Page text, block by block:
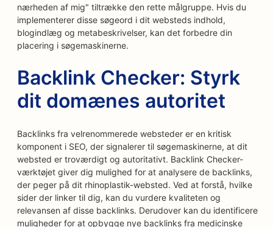
nærheden af mig" tiltrække den rette målgruppe. Hvis du
implementerer disse søgeord i dit websteds indhold,
blogindlæg og metabeskrivelser, kan det forbedre din
placering i søgemaskinerne.
Backlink Checker: Styrk
dit domænes autoritet
Backlinks fra velrenommerede websteder er en kritisk
komponent i SEO, der signalerer til søgemaskinerne, at dit
websted er troværdigt og autoritativt. Backlink Checker-
værktøjet giver dig mulighed for at analysere de backlinks,
der peger på dit rhinoplastik-websted. Ved at forstå, hvilke
sider der linker til dig, kan du vurdere kvaliteten og
relevansen af disse backlinks. Derudover kan du identificere
muligheder for at opbygge nye backlinks fra medicinske